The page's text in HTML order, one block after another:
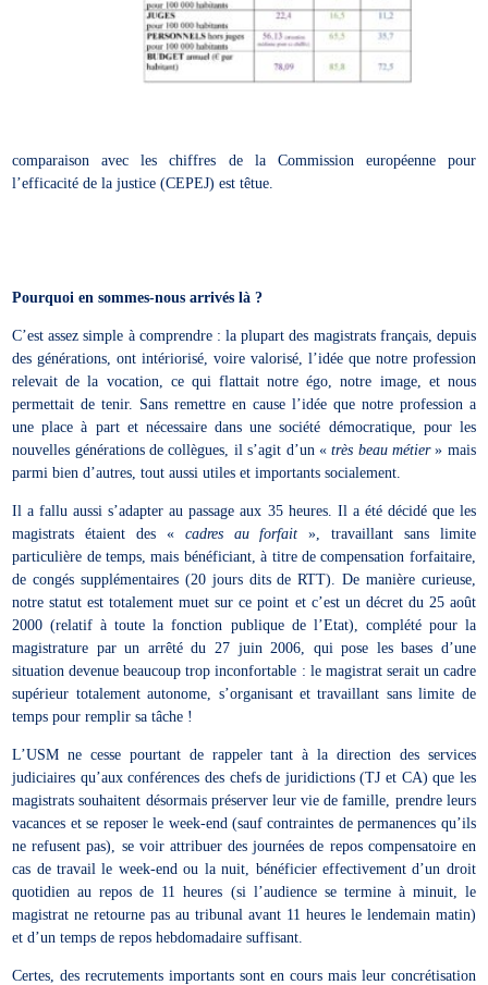
comparaison avec les chiffres de la Commission européenne pour
l’efficacité de la justice (CEPEJ) est têtue.
Pourquoi en sommes-nous arrivés là ?
C’est assez simple à comprendre : la plupart des magistrats français, depuis
des générations, ont intériorisé, voire valorisé, l’idée que notre profession
relevait de la vocation, ce qui flattait notre égo, notre image, et nous
permettait de tenir. Sans remettre en cause l’idée que notre profession a
une place à part et nécessaire dans une société démocratique, pour les
nouvelles générations de collègues, il s’agit d’un «très beau métier» mais
parmi bien d’autres, tout aussi utiles et importants socialement.
Il a fallu aussi s’adapter au passage aux 35 heures. Il a été décidé que les
magistrats étaient des « cadres au forfait », travaillant sans limite
particulière de temps, mais bénéficiant, à titre de compensation forfaitaire,
de congés supplémentaires (20 jours dits de RTT). De manière curieuse,
notre statut est totalement muet sur ce point et c’est un décret du 25 août
2000 (relatif à toute la fonction publique de l’Etat), complété pour la
magistrature par un arrêté du 27 juin 2006, qui pose les bases d’une
situation devenue beaucoup trop inconfortable : le magistrat serait un cadre
supérieur totalement autonome, s’organisant et travaillant sans limite de
temps pour remplir sa tâche !
L’USM ne cesse pourtant de rappeler tant à la direction des services
judiciaires qu’aux conférences des chefs de juridictions (TJ et CA) que les
magistrats souhaitent désormais préserver leur vie de famille, prendre leurs
vacances et se reposer le week-end (sauf contraintes de permanences qu’ils
ne refusent pas), se voir attribuer des journées de repos compensatoire en
cas de travail le week-end ou la nuit, bénéficier effectivement d’un droit
quotidien au repos de 11 heures (si l’audience se termine à minuit, le
magistrat ne retourne pas au tribunal avant 11 heures le lendemain matin)
et d’un temps de repos hebdomadaire suffisant.
Certes, des recrutements importants sont en cours mais leur concrétisation